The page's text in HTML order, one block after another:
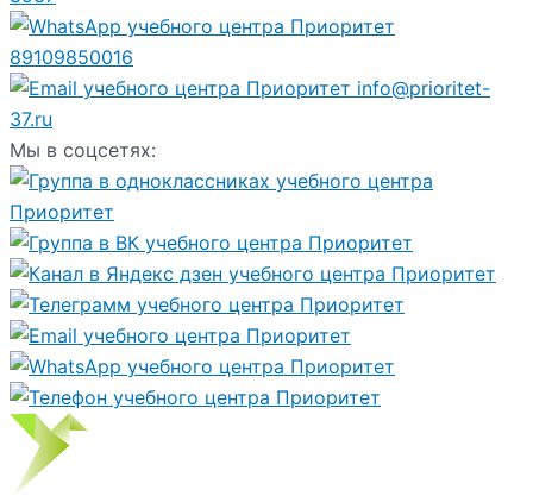
89109850016
info@prioritet-
37.ru
Мы в соцсетях: